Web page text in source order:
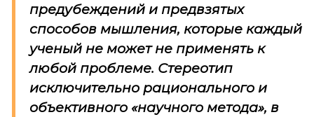
предубеждений и предвзятых
способов мышления, которые каждый
ученый не может не применять к
любой проблеме. Стереотип
исключительно рационального и
объективного «научного метода», в